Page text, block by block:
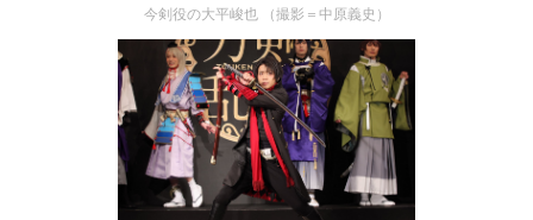
今剣役の大平峻也 （撮影＝中原義史）